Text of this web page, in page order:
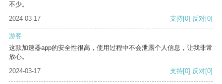
不少。
2024-03-17
支持[0] 反对[0]
游客
这款加速器app的安全性很高，使用过程中不会泄露个人信息，让我非常
放心。
2024-03-17
支持[0] 反对[0]